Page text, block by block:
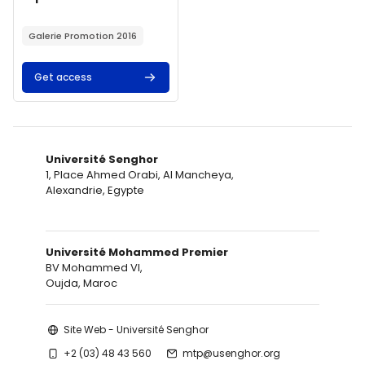
Galerie Promotion 2016
Get access
Université Senghor
1, Place Ahmed Orabi, Al Mancheya,
Alexandrie, Egypte
Université Mohammed Premier
BV Mohammed VI,
Oujda, Maroc
Site Web - Université Senghor
+2 (03) 48 43 560
mtp@usenghor.org